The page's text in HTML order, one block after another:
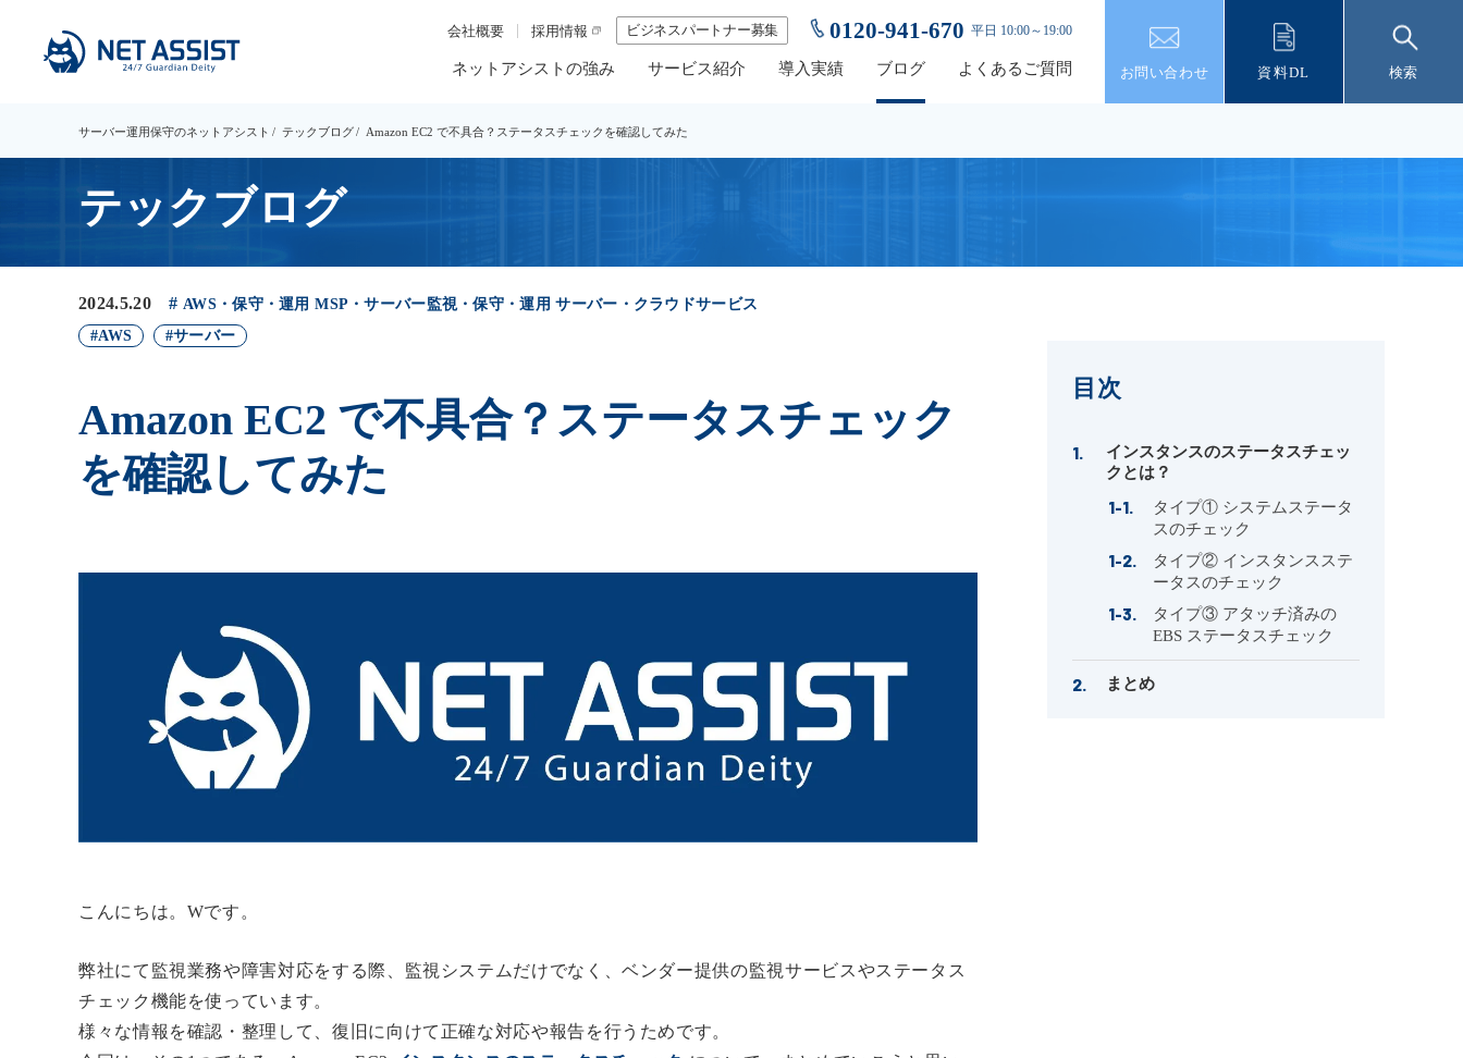
ネットアシストの強み サービス紹介 導入実績 ブログ よくあるご質問
会社概要 採用情報 ビジネスパートナー募集 0120-941-670 平日 10:00～19:00
お問い合わせ 資料DL 検索
サーバー運用保守のネットアシスト テックブログ Amazon EC2 で不具合？ステータスチェックを確認してみた
テックブログ
2024.5.20 AWS・保守・運用 MSP・サーバー監視・保守・運用 サーバー・クラウドサービス
AWS
サーバー
Amazon EC2 で不具合？ステータスチェック
を確認してみた
こんにちは。Wです。
弊社にて監視業務や障害対応をする際、監視システムだけでなく、ベンダー提供の監視サービスやステータス
チェック機能を使っています。
様々な情報を確認・整理して、復旧に向けて正確な対応や報告を行うためです。
目次
インスタンスのステータスチェッ
クとは？
タイプ① システムステータ
スのチェック
タイプ② インスタンスステ
ータスのチェック
タイプ③ アタッチ済みの
EBS ステータスチェック
まとめ